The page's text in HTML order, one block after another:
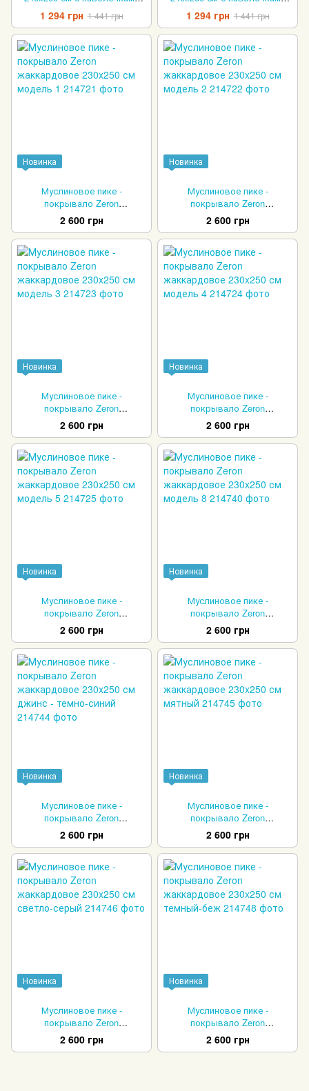
серое
1 294 грн 1 441 грн
бежевое
1 294 грн 1 441 грн
Новинка
Муслиновое пике -
покрывало Zeron
жаккардовое 230x250 см
модель 1
2 600 грн
Новинка
Муслиновое пике -
покрывало Zeron
жаккардовое 230x250 см
модель 2
2 600 грн
Новинка
Муслиновое пике -
покрывало Zeron
жаккардовое 230x250 см
модель 3
2 600 грн
Новинка
Муслиновое пике -
покрывало Zeron
жаккардовое 230x250 см
модель 4
2 600 грн
Новинка
Муслиновое пике -
покрывало Zeron
жаккардовое 230x250 см
модель 5
2 600 грн
Новинка
Муслиновое пике -
покрывало Zeron
жаккардовое 230x250 см
модель 8
2 600 грн
Новинка
Муслиновое пике -
покрывало Zeron
жаккардовое 230x250 см
джинс - темно-синий
2 600 грн
Новинка
Муслиновое пике -
покрывало Zeron
жаккардовое 230x250 см
мятный
2 600 грн
Новинка
Муслиновое пике -
покрывало Zeron
жаккардовое 230x250 см
светло-серый
2 600 грн
Новинка
Муслиновое пике -
покрывало Zeron
жаккардовое 230x250 см
темный-беж
2 600 грн